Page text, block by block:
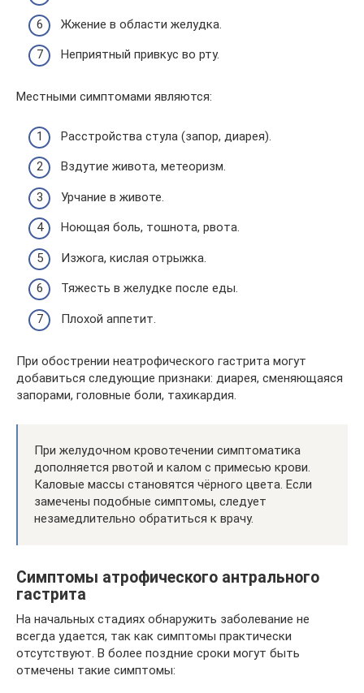
Жжение в области желудка.
Неприятный привкус во рту.
Местными симптомами являются:
Расстройства стула (запор, диарея).
Вздутие живота, метеоризм.
Урчание в животе.
Ноющая боль, тошнота, рвота.
Изжога, кислая отрыжка.
Тяжесть в желудке после еды.
Плохой аппетит.
При обострении неатрофического гастрита могут
добавиться следующие признаки: диарея, сменяющаяся
запорами, головные боли, тахикардия.
При желудочном кровотечении симптоматика
дополняется рвотой и калом с примесью крови.
Каловые массы становятся чёрного цвета. Если
замечены подобные симптомы, следует
незамедлительно обратиться к врачу.
Симптомы атрофического антрального
гастрита
На начальных стадиях обнаружить заболевание не
всегда удается, так как симптомы практически
отсутствуют. В более поздние сроки могут быть
отмечены такие симптомы: